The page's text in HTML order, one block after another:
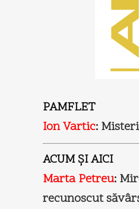
PAMFLET
Ion Vartic:
ACUM ŞI AICI
Marta Petreu:
recunoscut